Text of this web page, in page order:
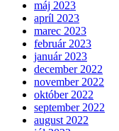
máj 2023
apríl 2023
marec 2023
február 2023
január 2023
december 2022
november 2022
október 2022
september 2022
august 2022